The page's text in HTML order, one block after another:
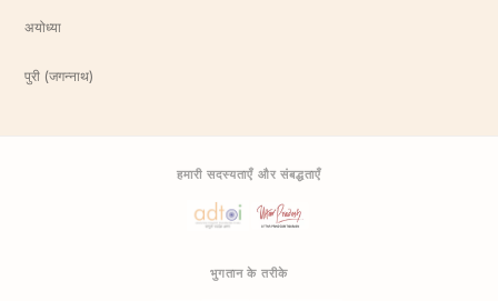
अयोध्या
पुरी (जगन्नाथ)
हमारी सदस्यताएँ और संबद्धताएँ
भुगतान के तरीके